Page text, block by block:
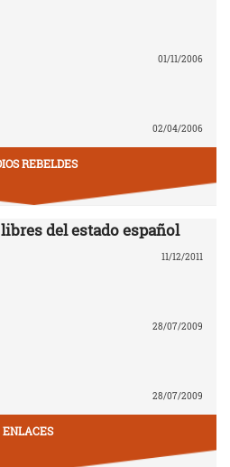
01/11/2006
02/04/2006
REBELDES
del estado español
11/12/2011
28/07/2009
28/07/2009
ENLACES